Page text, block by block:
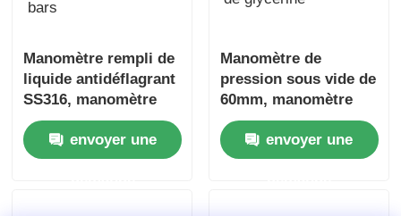
Manomètre rempli de
liquide antidéflagrant
SS316, manomètre
industriel antichoc de
0 à 300 barsenvoyer une
Manomètre de
pression sous vide de
60mm, manomètre
Anti-Vibration, rempli
de glycérineenvoyer une